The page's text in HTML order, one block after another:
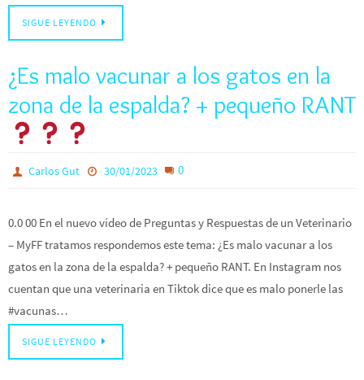
SIGUE LEYENDO
¿Es malo vacunar a los gatos en la
zona de la espalda? + pequeño RANT
Carlos Gut 30/01/2023 0
0.0 00 En el nuevo vídeo de Preguntas y Respuestas de un Veterinario
– MyFF tratamos respondemos este tema: ¿Es malo vacunar a los
gatos en la zona de la espalda? + pequeño RANT. En Instagram nos
cuentan que una veterinaria en Tiktok dice que es malo ponerle las
#vacunas…
SIGUE LEYENDO